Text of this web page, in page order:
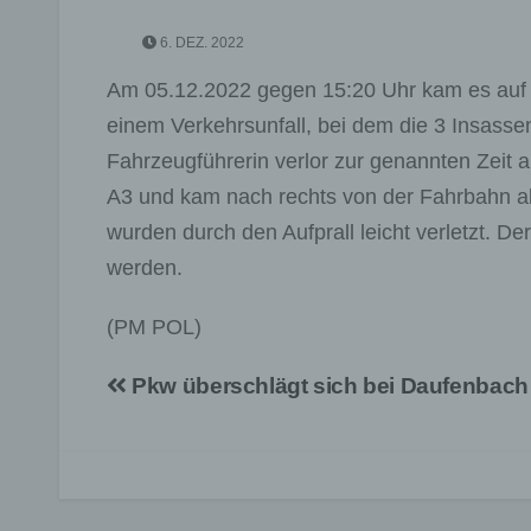
6. DEZ. 2022
Am 05.12.2022 gegen 15:20 Uhr kam es
einem Verkehrsunfall, bei dem die 3
Fahrzeugführerin verlor zur genannten Zeit
A3 und kam nach rechts von der Fahrbahn
wurden durch den Aufprall leicht verletzt.
werden.
(PM POL)
Beitragsnavigation
Pkw überschlägt sich bei Daufenbach